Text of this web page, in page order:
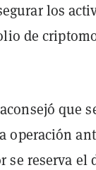
los
de
que
reserva el